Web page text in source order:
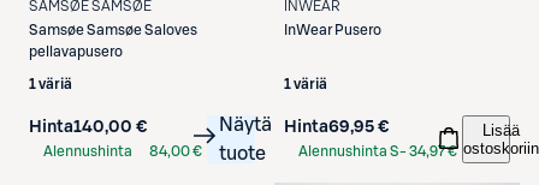
SAMSØE SAMSØE
Samsøe SamsøeSaloves
pellavapusero
1 väriä
Hinta140,00 €
Alennushinta
84,00 €
Näytä
tuote
INWEAR
InWear Pusero
1 väriä
Hinta69,95 €
Alennushinta S-34,97 €
Lisää
ostoskoriin